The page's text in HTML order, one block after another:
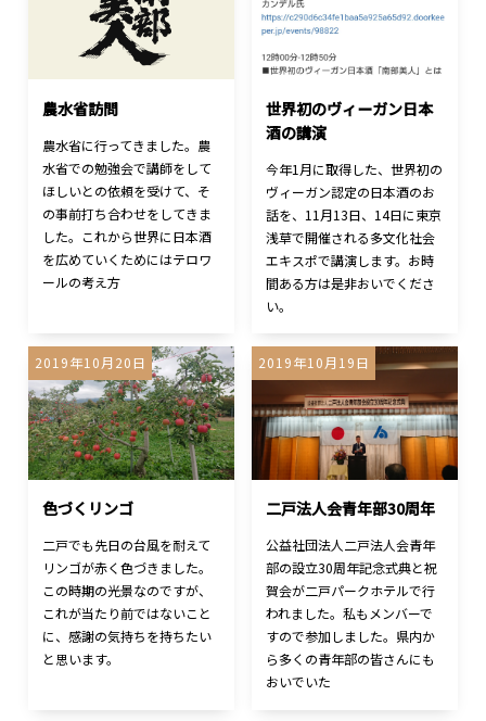
農水省訪問
農水省に行ってきました。農
水省での勉強会で講師をして
ほしいとの依頼を受けて、そ
の事前打ち合わせをしてきま
した。これから世界に日本酒
を広めていくためにはテロワ
ールの考え方
世界初のヴィーガン日本
酒の講演
今年1月に取得した、世界初の
ヴィーガン認定の日本酒のお
話を、11月13日、14日に東京
浅草で開催される多文化社会
エキスポで講演します。お時
間ある方は是非おいでくださ
い。
2019年10月20日
色づくリンゴ
二戸でも先日の台風を耐えて
リンゴが赤く色づきました。
この時期の光景なのですが、
これが当たり前ではないこと
に、感謝の気持ちを持ちたい
と思います。
2019年10月19日
二戸法人会青年部30周年
公益社団法人二戸法人会青年
部の設立30周年記念式典と祝
賀会が二戸パークホテルで行
われました。私もメンバーで
すので参加しました。県内か
ら多くの青年部の皆さんにも
おいでいた